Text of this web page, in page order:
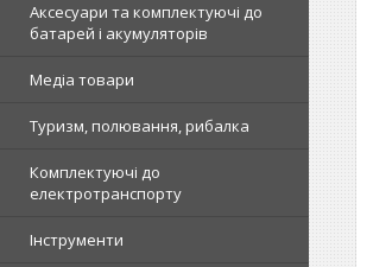
Аксесуари та комплектуючі до
батарей і акумуляторів
Медіа товари
Туризм, полювання, рибалка
Комплектуючі до
електротранспорту
Інструменти